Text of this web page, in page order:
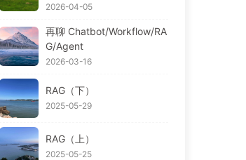
2026-04-05
再聊 Chatbot/Workflow/RA
G/Agent
2026-03-16
RAG（下）
2025-05-29
RAG（上）
2025-05-25